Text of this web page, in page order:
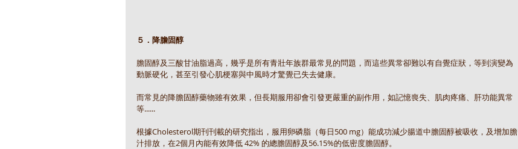
５．降膽固醇
膽固醇及三酸甘油脂過高，幾乎是所有青壯年族群最常見的問題，而這些異常卻難以有自覺症狀，等到演變為
動脈硬化，甚至引發心肌梗塞與中風時才驚覺已失去健康。
而常見的降膽固醇藥物雖有效果，但長期服用卻會引發更嚴重的副作用，如記憶喪失、肌肉疼痛、肝功能異常
等......
根據Cholesterol期刊刊載的研究指出，服用卵磷脂（每日500 mg）能成功減少腸道中膽固醇被吸收，及增加膽
汁排放，在2個月內能有效降低 42% 的總膽固醇及56.15%的低密度膽固醇。